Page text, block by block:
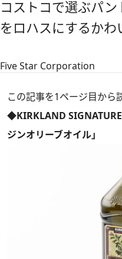
コストコで選ぶパ
をロハスにするかわ
Five Star Corporation
この記事を1ページ目から
◆KIRKLAND
ジンオリーブオイル」